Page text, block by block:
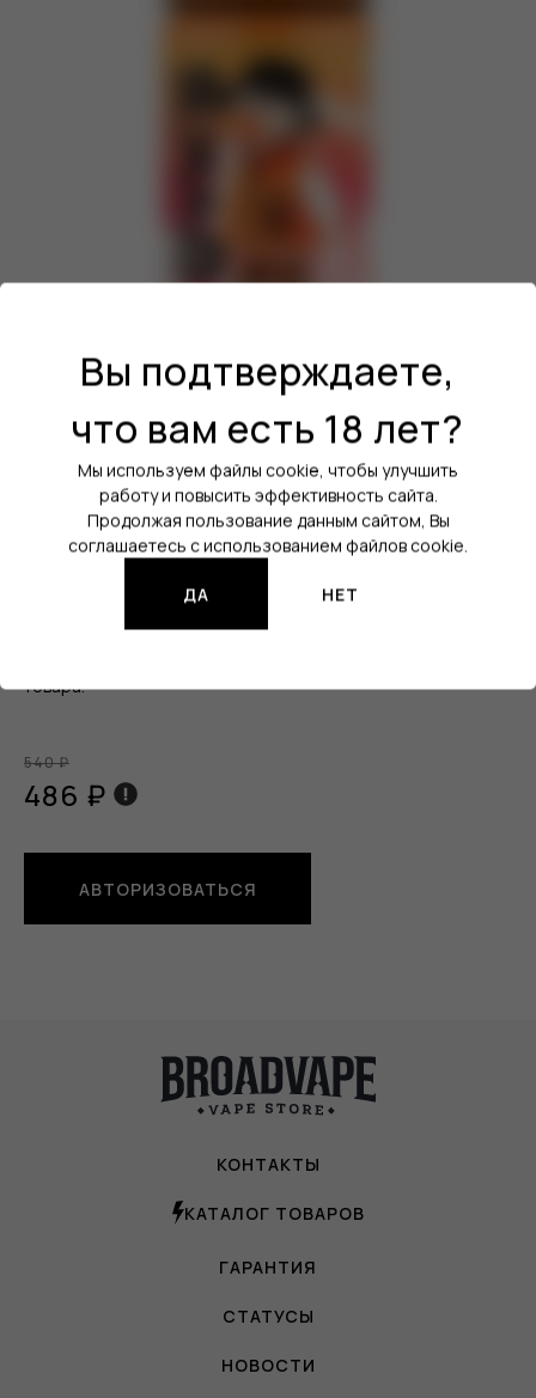
Товар:Ароматизатор
Бренд:QVKS
Линейка:QVKS MIX KONSTRUKT
Вкус:Облепиха / Киви / Дыня
товара.
540 ₽
486 ₽
АВТОРИЗОВАТЬСЯ
КОНТАКТЫ
КАТАЛОГ ТОВАРОВ
ГАРАНТИЯ
СТАТУСЫ
НОВОСТИ
Вы подтверждаете,
что вам есть 18 лет?
Мы используем файлы cookie, чтобы улучшить
работу и повысить эффективность сайта.
Продолжая пользование данным сайтом, Вы
соглашаетесь с использованием файлов cookie.
ДА НЕТ